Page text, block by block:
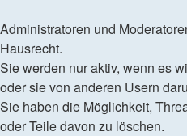
Administratoren und
Hausrecht.
Sie werden nur aktiv, wenn es
oder sie von anderen Usern
Sie haben die Möglichkeit,
oder Teile davon zu löschen.